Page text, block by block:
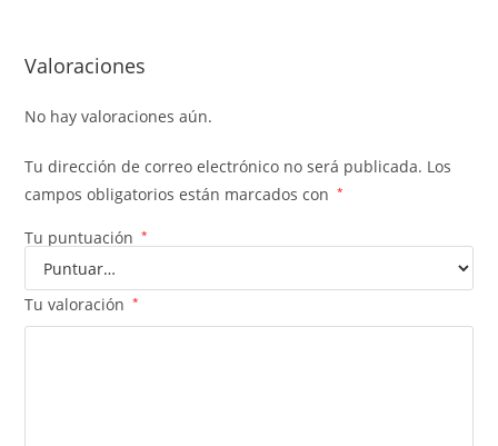
Valoraciones
No hay valoraciones aún.
Tu dirección de correo electrónico no será publicada. Los
campos obligatorios están marcados con
*
Tu puntuación *
Tu valoración *